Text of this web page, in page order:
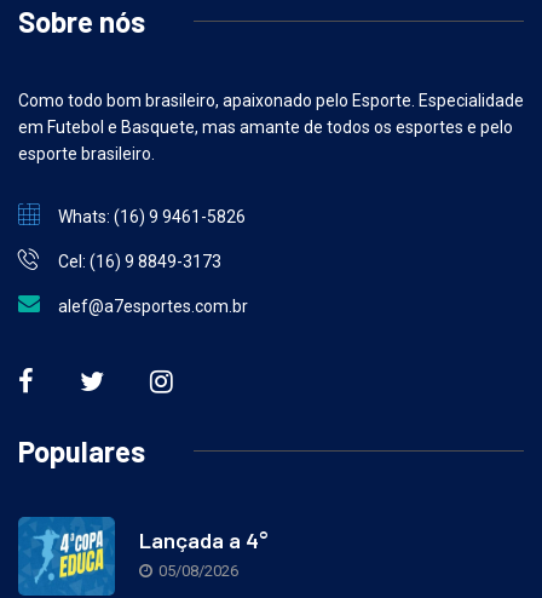
Sobre nós
Como todo bom brasileiro, apaixonado pelo Esporte. Especialidade
em Futebol e Basquete, mas amante de todos os esportes e pelo
esporte brasileiro.
Whats: (16) 9 9461-5826
Cel: (16) 9 8849-3173
alef@a7esportes.com.br
Populares
Lançada a 4°
05/08/2026